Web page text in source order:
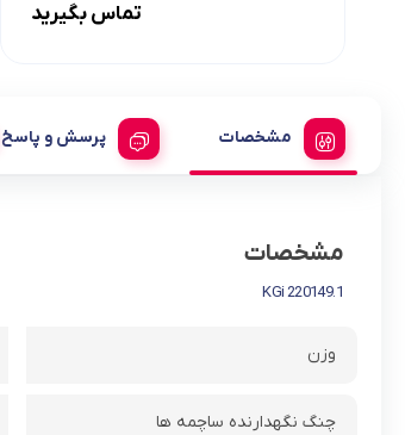
تماس بگیرید
مشخصات پرسش و پاسخ
مشخصات
220149.1 KGi
وزن
چنگ نگهدارنده ساچمه ها